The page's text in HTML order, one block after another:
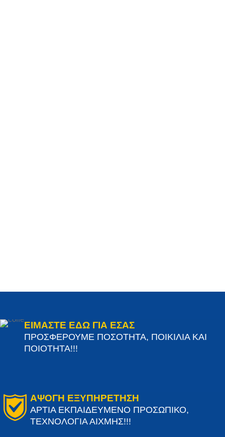
ΕΙΜΑΣΤΕ ΕΔΩ ΓΙΑ ΕΣΑΣ
ΠΡΟΣΦΕΡΟΥΜΕ ΠΟΣΟΤΗΤΑ, ΠΟΙΚΙΛΙΑ ΚΑΙ
ΠΟΙΟΤΗΤΑ!!!
ΑΨΟΓΗ ΕΞΥΠΗΡΕΤΗΣΗ
ΑΡΤΙΑ ΕΚΠΑΙΔΕΥΜΕΝΟ ΠΡΟΣΩΠΙΚΟ,
ΤΕΧΝΟΛΟΓΙΑ ΑΙΧΜΗΣ!!!